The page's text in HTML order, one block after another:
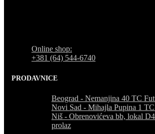
Online shop:
+381 (64) 544-6740
PRODAVNICE
Beograd - Nemanjina 40 TC
Novi Sad - Mihajla Pupina 1
Niš - Obrenovićeva bb, lokal
prolaz